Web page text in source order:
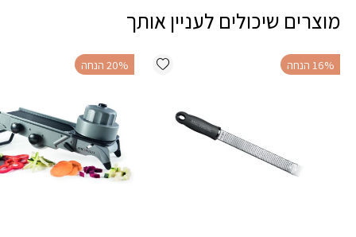
מוצרים שיכולים לעניין אותך
Add wishlist ‫16% הנחה ‫20% הנחה